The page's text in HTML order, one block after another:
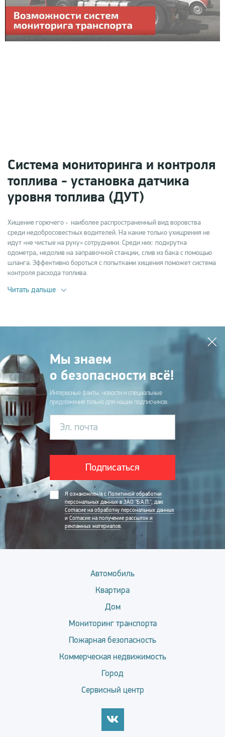
Video
Система мониторинга и контроля
топлива - установка датчика
уровня топлива (ДУТ)
Хищение горючего - наиболее распространенный вид воровства
среди недобросовестных водителей. На какие только ухищрения не
идут «не чистые на руку» сотрудники. Среди них: подкрутка
одометра, недолив на заправочной станции, слив из бака с помощью
шланга. Эффективно бороться с попытками хищения поможет система
контроля расхода топлива.
Читать дальше
Мы знаем
о безопасности всё!
Интересные факты, новости и специальные
предложения только для наших подписчиков.
Эл. почта
Подписаться
Я ознакомлен/а с Политикой обработки
персональных данных в ЗАО "Б.А.П.", даю
Согласие на обработку персональных данных
и Согласие на получение рассылок и
рекламных материалов.
Автомобиль
Квартира
Дом
Мониторинг транспорта
Пожарная безопасность
Коммерческая недвижимость
Город
Сервисный центр